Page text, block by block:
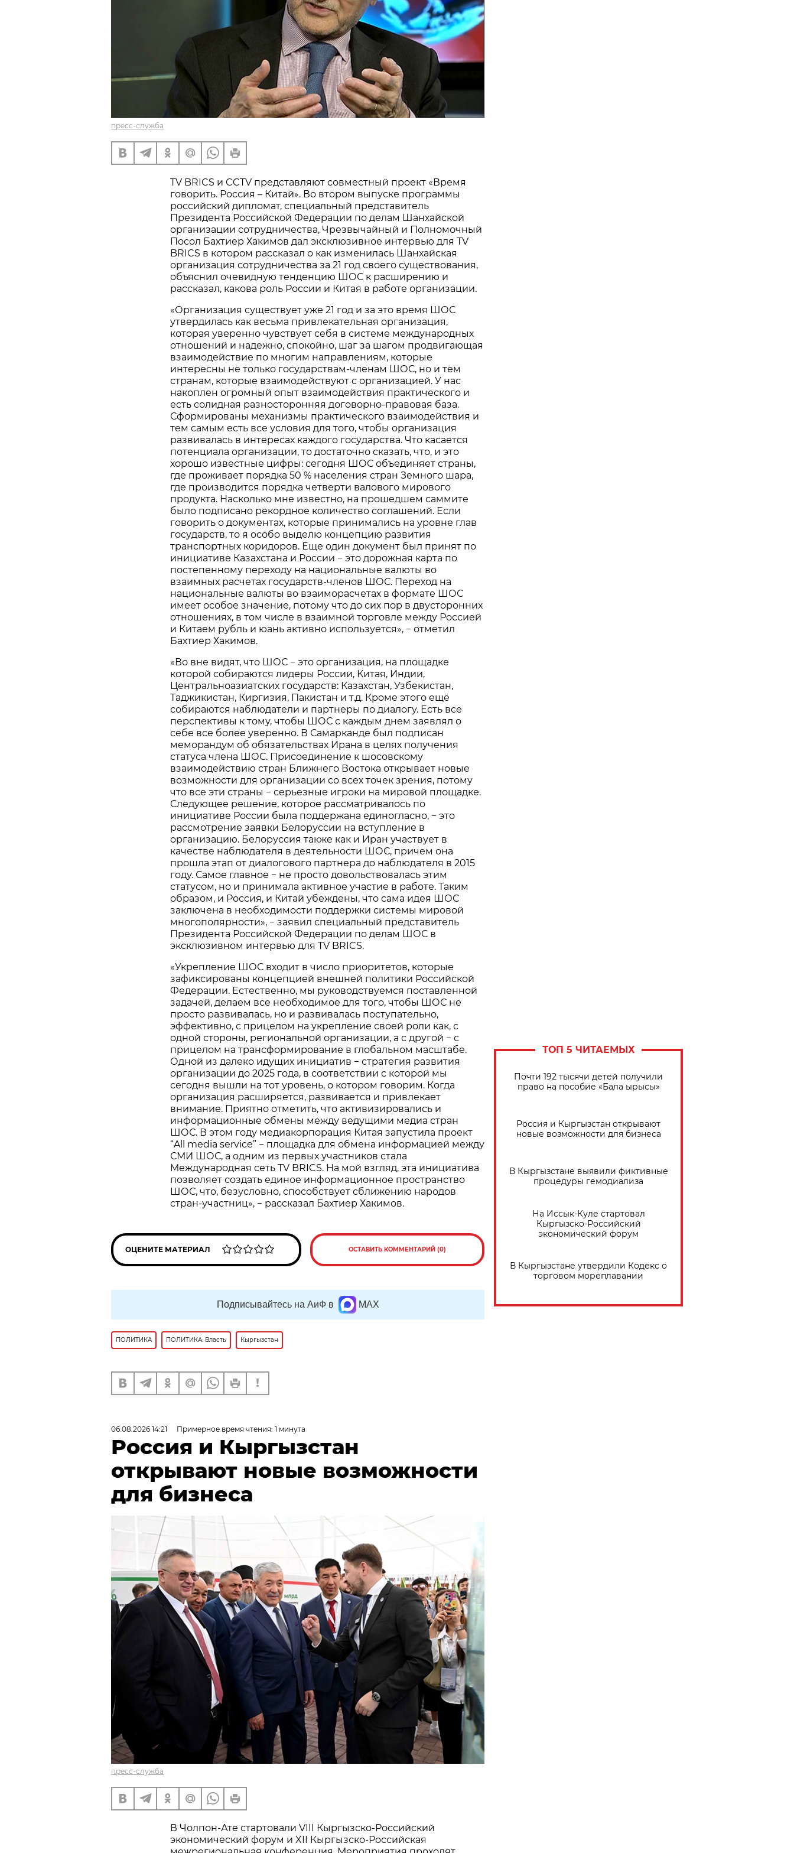
пресс-служба
TV BRICS и CCTV представляют совместный проект «Время
говорить. Россия – Китай». Во втором выпуске программы
российский дипломат, специальный представитель
Президента Российской Федерации по делам Шанхайской
организации сотрудничества, Чрезвычайный и Полномочный
Посол Бахтиер Хакимов дал эксклюзивное интервью для TV
BRICS в котором рассказал о как изменилась Шанхайская
организация сотрудничества за 21 год своего существования,
объяснил очевидную тенденцию ШОС к расширению и
рассказал, какова роль России и Китая в работе организации.
«Организация существует уже 21 год и за это время ШОС
утвердилась как весьма привлекательная организация,
которая уверенно чувствует себя в системе международных
отношений и надежно, спокойно, шаг за шагом продвигающая
взаимодействие по многим направлениям, которые
интересны не только государствам-членам ШОС, но и тем
странам, которые взаимодействуют с организацией. У нас
накоплен огромный опыт взаимодействия практического и
есть солидная разносторонняя договорно-правовая база.
Сформированы механизмы практического взаимодействия и
тем самым есть все условия для того, чтобы организация
развивалась в интересах каждого государства. Что касается
потенциала организации, то достаточно сказать, что, и это
хорошо известные цифры: сегодня ШОС объединяет страны,
где проживает порядка 50 % населения стран Земного шара,
где производится порядка четверти валового мирового
продукта. Насколько мне известно, на прошедшем саммите
было подписано рекордное количество соглашений. Если
говорить о документах, которые принимались на уровне глав
государств, то я особо выделю концепцию развития
транспортных коридоров. Еще один документ был принят по
инициативе Казахстана и России − это дорожная карта по
постепенному переходу на национальные валюты во
взаимных расчетах государств-членов ШОС. Переход на
национальные валюты во взаиморасчетах в формате ШОС
имеет особое значение, потому что до сих пор в двусторонних
отношениях, в том числе в взаимной торговле между Россией
и Китаем рубль и юань активно используется», − отметил
Бахтиер Хакимов.
«Во вне видят, что ШОС − это организация, на площадке
которой собираются лидеры России, Китая, Индии,
Центральноазиатских государств: Казахстан, Узбекистан,
Таджикистан, Киргизия, Пакистан и т.д. Кроме этого ещё
собираются наблюдатели и партнеры по диалогу. Есть все
перспективы к тому, чтобы ШОС с каждым днем заявлял о
себе все более уверенно. В Самарканде был подписан
меморандум об обязательствах Ирана в целях получения
статуса члена ШОС. Присоединение к шосовскому
взаимодействию стран Ближнего Востока открывает новые
возможности для организации со всех точек зрения, потому
что все эти страны − серьезные игроки на мировой площадке.
Следующее решение, которое рассматривалось по
инициативе России была поддержана единогласно, − это
рассмотрение заявки Белоруссии на вступление в
организацию. Белоруссия также как и Иран участвует в
качестве наблюдателя в деятельности ШОС, причем она
прошла этап от диалогового партнера до наблюдателя в 2015
году. Самое главное − не просто довольствовалась этим
статусом, но и принимала активное участие в работе. Таким
образом, и Россия, и Китай убеждены, что сама идея ШОС
заключена в необходимости поддержки системы мировой
многополярности», − заявил специальный представитель
Президента Российской Федерации по делам ШОС в
эксклюзивном интервью для TV BRICS.
«Укрепление ШОС входит в число приоритетов, которые
зафиксированы концепцией внешней политики Российской
Федерации. Естественно, мы руководствуемся поставленной
задачей, делаем все необходимое для того, чтобы ШОС не
просто развивалась, но и развивалась поступательно,
эффективно, с прицелом на укрепление своей роли как, с
одной стороны, региональной организации, а с другой − с
прицелом на трансформирование в глобальном масштабе.
Одной из далеко идущих инициатив − стратегия развития
организации до 2025 года, в соответствии с которой мы
сегодня вышли на тот уровень, о котором говорим. Когда
организация расширяется, развивается и привлекает
внимание. Приятно отметить, что активизировались и
информационные обмены между ведущими медиа стран
ШОС. В этом году медиакорпорация Китая запустила проект
“All media service” − площадка для обмена информацией между
СМИ ШОС, а одним из первых участников стала
Международная сеть TV BRICS. На мой взгляд, эта инициатива
позволяет создать единое информационное пространство
ШОС, что, безусловно, способствует сближению народов
стран-участниц», − рассказал Бахтиер Хакимов.
ОЦЕНИТЕ МАТЕРИАЛ ОСТАВИТЬ КОММЕНТАРИЙ (0)
Подписывайтесь на АиФ в MAX
ПОЛИТИКА ПОЛИТИКА: Власть Кыргызстан
ТОП 5 ЧИТАЕМЫХ
Почти 192 тысячи детей получили
право на пособие «Бала ырысы»
Россия и Кыргызстан открывают
новые возможности для бизнеса
В Кыргызстане выявили фиктивные
процедуры гемодиализа
На Иссык-Куле стартовал
Кыргызско-Российский
экономический форум
В Кыргызстане утвердили Кодекс о
торговом мореплавании
06.08.2026 14:21 Примерное время чтения: 1 минута
Россия и Кыргызстан
открывают новые возможности
для бизнеса
пресс-служба
В Чолпон-Ате стартовали VIII Кыргызско-Российский
экономический форум и XII Кыргызско-Российская